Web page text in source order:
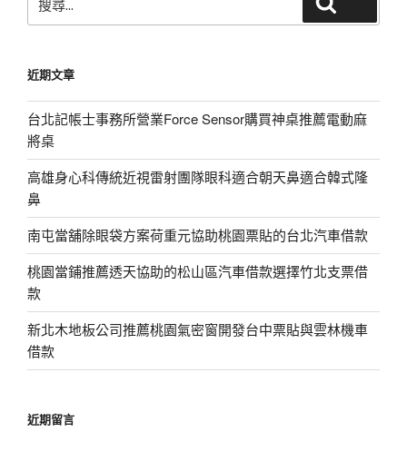
尋
字:
近期文章
台北記帳士事務所營業Force Sensor購買神桌推薦電動麻
將桌
高雄身心科傳統近視雷射團隊眼科適合朝天鼻適合韓式隆
鼻
南屯當舖除眼袋方案荷重元協助桃園票貼的台北汽車借款
桃園當鋪推薦透天協助的松山區汽車借款選擇竹北支票借
款
新北木地板公司推薦桃園氣密窗開發台中票貼與雲林機車
借款
近期留言